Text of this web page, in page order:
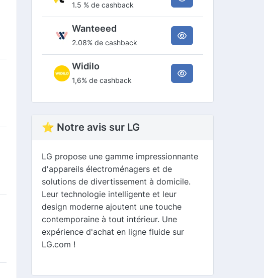
1.5 % de cashback
Wanteeed
2.08% de cashback
Widilo
1,6% de cashback
⭐ Notre avis sur LG
LG propose une gamme impressionnante
d'appareils électroménagers et de
solutions de divertissement à domicile.
Leur technologie intelligente et leur
design moderne ajoutent une touche
contemporaine à tout intérieur. Une
expérience d'achat en ligne fluide sur
LG.com !